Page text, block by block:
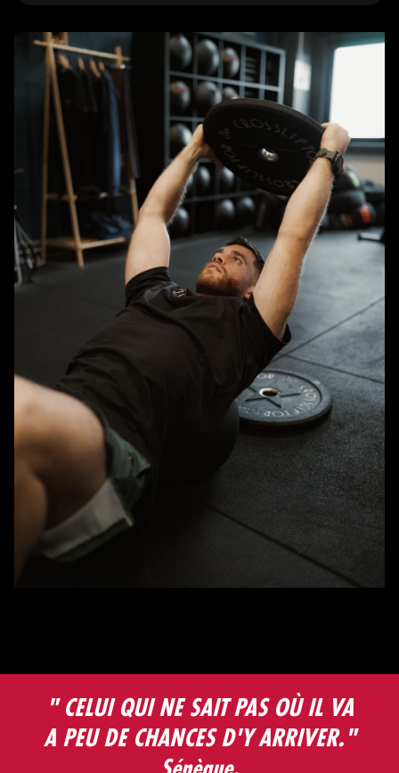
" CELUI QUI NE SAIT PAS OÙ IL VA
A PEU DE CHANCES D'Y ARRIVER."